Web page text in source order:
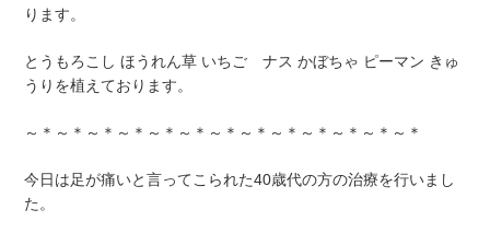
ります。
とうもろこし ほうれん草 いちご ナス かぼちゃ ピーマン きゅ
うりを植えております。
～＊～＊～＊～＊～＊～＊～＊～＊～＊～＊～＊～＊～＊
今日は足が痛いと言ってこられた40歳代の方の治療を行いまし
た。